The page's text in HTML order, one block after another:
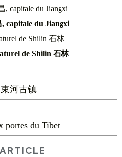
, capitale du Jiangxi
de Shilin 石林
束河古镇
portes du Tibet